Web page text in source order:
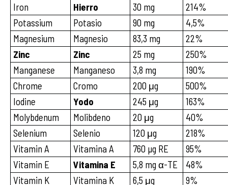
Iron
Hierro 30 mg
214%
Potassium
Potasio 90 mg
4,5%
Magnesium
Magnesio 83,3 mg
22%
Zinc
Zinc 25 mg
250%
Manganese
Manganeso 3,8 mg
190%
Chrome
Cromo 200 μg
500%
Iodine
Yodo 245 μg
163%
Molybdenum
Molibdeno 20 μg
40%
Selenium
Selenio 120 μg
218%
Vitamin A
Vitamina A 760 µg RE
95%
Vitamin E
Vitamina E 5,8 mg α-TE
48%
Vitamin K
Vitamina K 6,5 μg 9%